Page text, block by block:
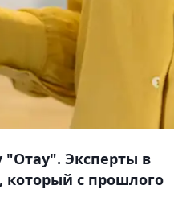
"Отау". Эксперты в
который с прошлого